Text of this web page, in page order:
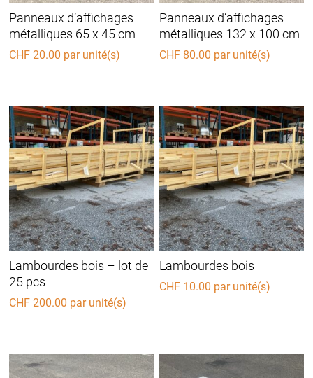
Panneaux d’affichages
métalliques 65 x 45 cm
CHF 20.00 par unité(s)
Panneaux d’affichages
métalliques 132 x 100 cm
CHF 80.00 par unité(s)
Lambourdes bois – lot de
25 pcs
CHF 200.00 par unité(s)
Lambourdes bois
CHF 10.00 par unité(s)